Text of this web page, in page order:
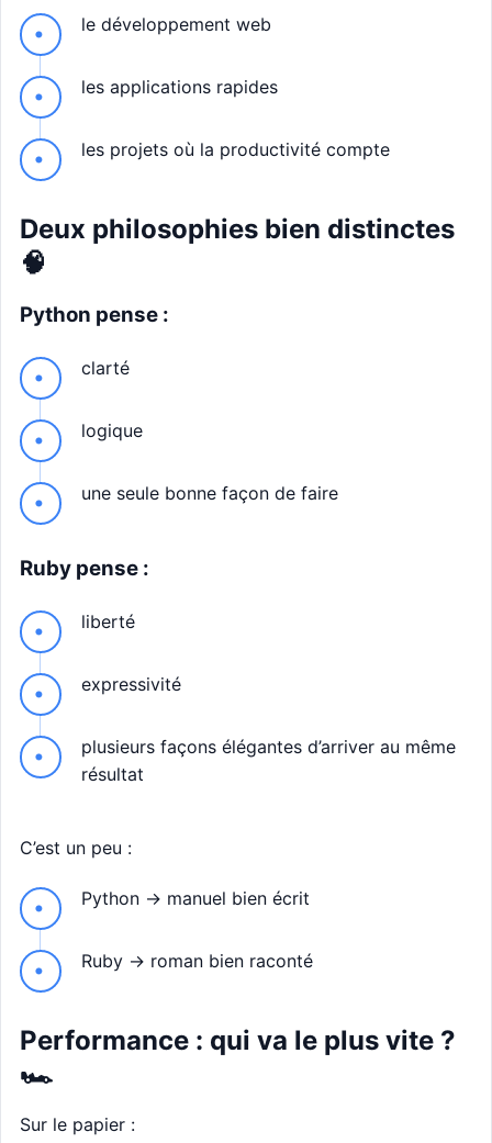
le développement web
les applications rapides
les projets où la productivité compte
Deux philosophies bien distinctes
🧠
Python pense :
clarté
logique
une seule bonne façon de faire
Ruby pense :
liberté
expressivité
plusieurs façons élégantes d’arriver au même
résultat
C’est un peu :
Python → manuel bien écrit
Ruby → roman bien raconté
Performance : qui va le plus vite ?
🏎️
Sur le papier :